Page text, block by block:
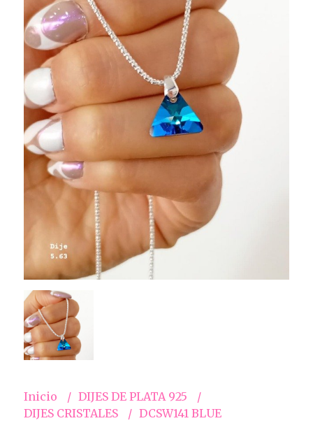
Inicio
DIJES DE PLATA 925
DIJES CRISTALES
DCSW141 BLUE